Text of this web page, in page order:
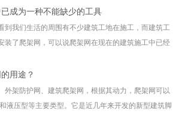
成为一种不能缺少的工具
到我们生活的周围有不少建筑工地在施工，而建筑工
装了爬架网，可以说爬架网在现在的建筑施工中已经
用途？
外架防护网、建筑爬架网，根据其动力，爬架网可以
液压型等主要类型。它是近几年来开发的新型建筑脚